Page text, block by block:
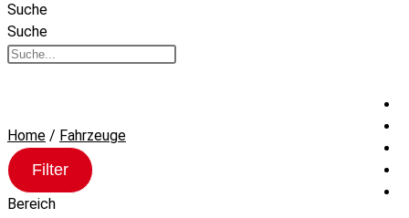
Suche
Suche
Home / Fahrzeuge
Filter
Bereich